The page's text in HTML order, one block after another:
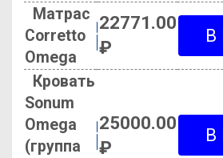
Матрас
Corretto
Omega
22771.00
₽
Кровать
Sonum
Omega
(группа
25000.00
₽